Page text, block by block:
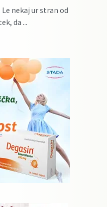
nekaj ur stran od
da